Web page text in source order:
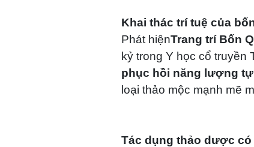
Khai thác trí tuệ của
Phát hiệnTrang trí Bốn
kỷ trong Y học cổ truyền
phục hồi năng lượng
loại thảo mộc mạnh mẽ
Tác dụng thảo dược có